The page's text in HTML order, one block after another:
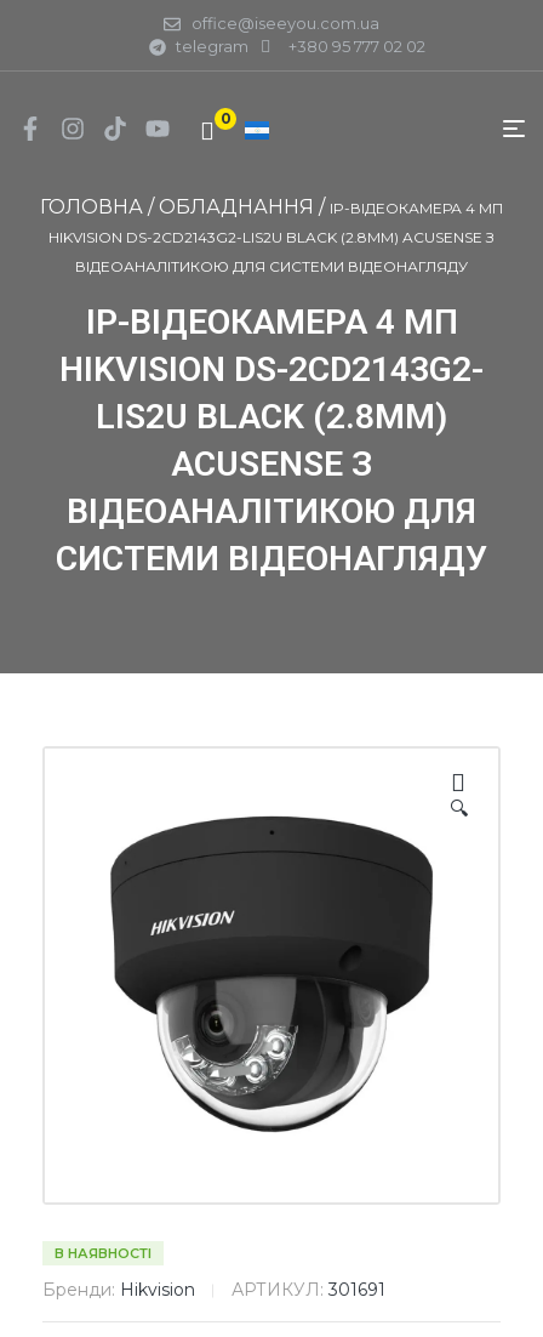
office@iseeyou.com.ua
telegram
+380 95 777 02 02
0
ГОЛОВНА / ОБЛАДНАННЯ / IP-ВІДЕОКАМЕРА 4 МП
HIKVISION DS-2CD2143G2-LIS2U BLACK (2.8ММ) ACUSENSE З
ВІДЕОАНАЛІТИКОЮ ДЛЯ СИСТЕМИ ВІДЕОНАГЛЯДУ
IP-ВІДЕОКАМЕРА 4 МП
HIKVISION DS-2CD2143G2-
LIS2U BLACK (2.8ММ)
ACUSENSE З
ВІДЕОАНАЛІТИКОЮ ДЛЯ
СИСТЕМИ ВІДЕОНАГЛЯДУ
🔍
В НАЯВНОСТІ
Бренди: Hikvision АРТИКУЛ: 301691